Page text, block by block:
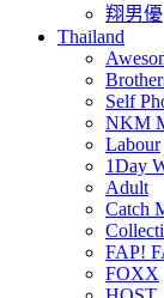
翔男優
Thailand
Self
NKM
Labour
1Day
Adult
Catch
FAP!
FOXX